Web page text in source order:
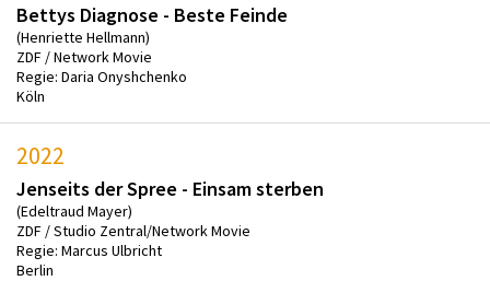
Bettys Diagnose - Beste Feinde
(Henriette Hellmann)
ZDF / Network Movie
Regie: Daria Onyshchenko
Köln
2022
Jenseits der Spree - Einsam sterben
(Edeltraud Mayer)
ZDF / Studio Zentral/Network Movie
Regie: Marcus Ulbricht
Berlin